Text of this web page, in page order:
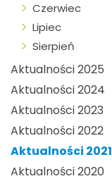
Czerwiec
Lipiec
Sierpień
Aktualności 2025
Aktualności 2024
Aktualności 2023
Aktualności 2022
Aktualności 2021
Aktualności 2020